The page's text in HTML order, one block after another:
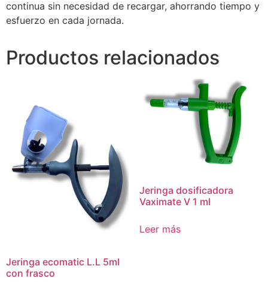
continua sin necesidad de recargar, ahorrando tiempo y
esfuerzo en cada jornada.
Productos relacionados
Jeringa ecomatic L.L 5ml
con frasco
Jeringa dosificadora
Vaximate V 1 ml
Leer más